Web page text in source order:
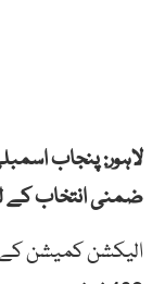
ضمنی انتخاب کے
الیکشن کمیشن